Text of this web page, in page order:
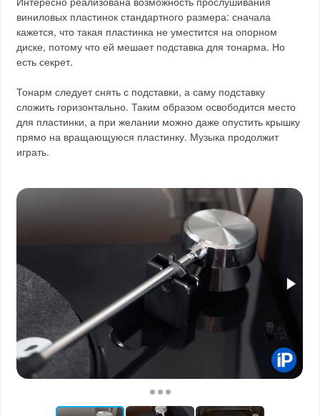
виниловых пластинок стандартного размера: сначала
кажется, что такая пластинка не уместится на опорном
диске, потому что ей мешает подставка для тонарма. Но
есть секрет.
Тонарм следует снять с подставки, а саму подставку
сложить горизонтально. Таким образом освободится место
для пластинки, а при желании можно даже опустить крышку
прямо на вращающуюся пластинку. Музыка продолжит
играть.